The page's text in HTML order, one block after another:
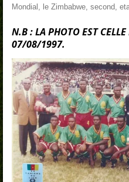
Mondial, le Zimbabwe, second,
N.B : LA PHOTO EST
07/08/1997.